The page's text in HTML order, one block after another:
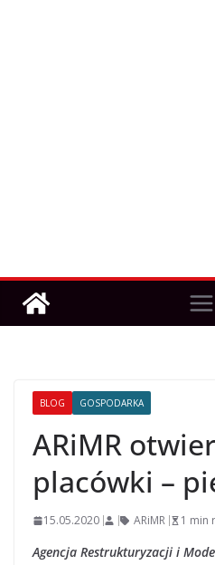
BLOG GOSPODARKA
ARiMR
placówki –
15.05.2020 ARiMR 1 min
Agencja Restrukturyzacji i